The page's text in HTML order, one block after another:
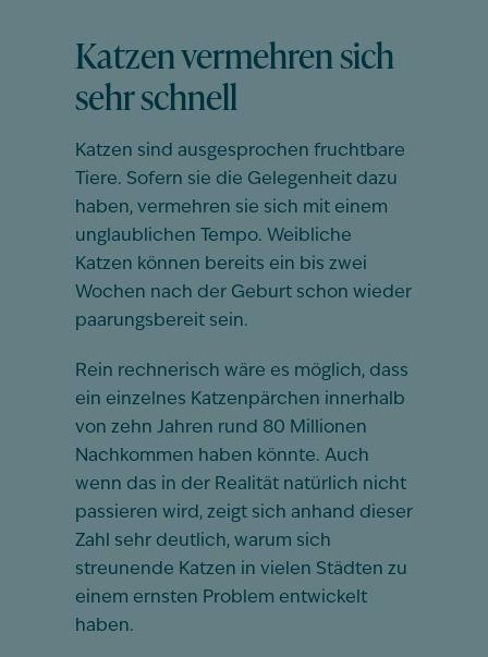
Katzen vermehren sich
sehr schnell
Katzen sind ausgesprochen fruchtbare
Tiere. Sofern sie die Gelegenheit dazu
haben, vermehren sie sich mit einem
unglaublichen Tempo. Weibliche
Katzen können bereits ein bis zwei
Wochen nach der Geburt schon wieder
paarungsbereit sein.
Rein rechnerisch wäre es möglich, dass
ein einzelnes Katzenpärchen innerhalb
von zehn Jahren rund 80 Millionen
Nachkommen haben könnte. Auch
wenn das in der Realität natürlich nicht
passieren wird, zeigt sich anhand dieser
Zahl sehr deutlich, warum sich
streunende Katzen in vielen Städten zu
einem ernsten Problem entwickelt
haben.